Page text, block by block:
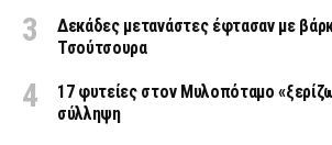
Δεκάδες μετανάστες έφτασαν με
Τσούτσουρα
17 φυτείες στον Μυλοπόταμο
σύλληψη